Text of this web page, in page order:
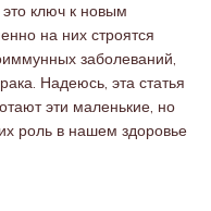
ключ к новым
на них строятся
заболеваний,
Надеюсь, эта статья
эти маленькие, но
роль в нашем здоровье